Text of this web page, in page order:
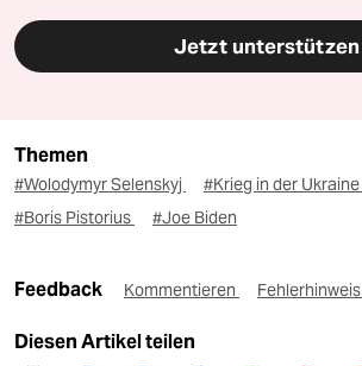
Jetzt unterstützen
Themen
#Wolodymyr Selenskyj #Krieg in der Ukraine
#Boris Pistorius
#Joe Biden
Feedback Kommentieren Fehlerhinweis
Diesen Artikel teilen